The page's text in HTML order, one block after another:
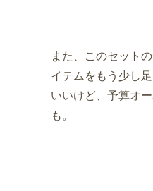
また、このセット
イテムをもう少し
いいけど、予算オ
も。